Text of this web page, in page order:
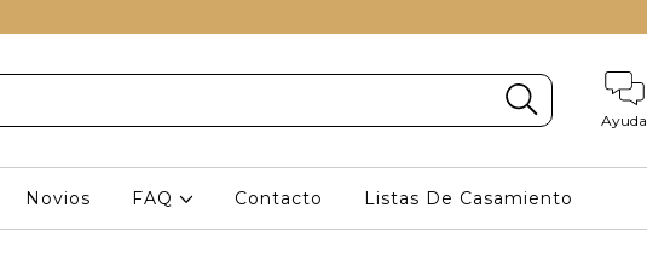
Ayuda
Novios FAQ Contacto Listas De Casamiento